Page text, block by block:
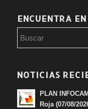
ENCUENTRA
NOTICIAS
PLAN
Roja (07/08/